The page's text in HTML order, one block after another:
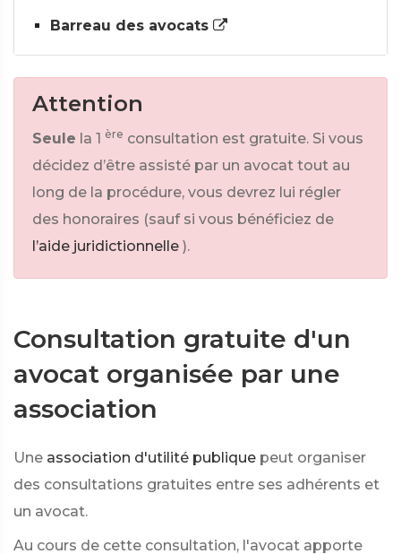
Barreau des avocats
Attention
Seule la 1 ère consultation est gratuite. Si vous
décidez d’être assisté par un avocat tout au
long de la procédure, vous devrez lui régler
des honoraires (sauf si vous bénéficiez de
l’aide juridictionnelle ).
Consultation gratuite d'un
avocat organisée par une
association
Une association d'utilité publique peut organiser
des consultations gratuites entre ses adhérents et
un avocat.
Au cours de cette consultation, l'avocat apporte